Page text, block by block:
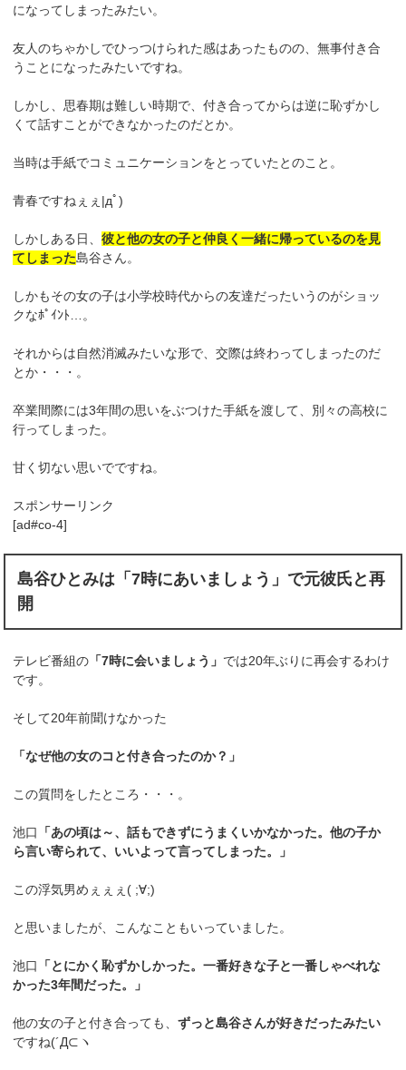
になってしまったみたい。
友人のちゃかしでひっつけられた感はあったものの、無事付き合
うことになったみたいですね。
しかし、思春期は難しい時期で、付き合ってからは逆に恥ずかし
くて話すことができなかったのだとか。
当時は手紙でコミュニケーションをとっていたとのこと。
青春ですねぇぇ|дﾟ)
しかしある日、彼と他の女の子と仲良く一緒に帰っているのを見
てしまった島谷さん。
しかもその女の子は小学校時代からの友達だったいうのがショッ
クなﾎﾟｲﾝﾄ…。
それからは自然消滅みたいな形で、交際は終わってしまったのだ
とか・・・。
卒業間際には3年間の思いをぶつけた手紙を渡して、別々の高校に
行ってしまった。
甘く切ない思いでですね。
スポンサーリンク
[ad#co-4]
島谷ひとみは「7時にあいましょう」で元彼氏と再
開
テレビ番組の 「7時に会いましょう」 では20年ぶりに再会するわけ
です。
そして20年前聞けなかった
「なぜ他の女のコと付き合ったのか？」
この質問をしたところ・・・。
池口
「あの頃は～、話もできずにうまくいかなかった。他の子か
ら言い寄られて、いいよって言ってしまった。」
この浮気男めぇぇぇ( ;∀;)
と思いましたが、こんなこともいっていました。
池口
「とにかく恥ずかしかった。一番好きな子と一番しゃべれな
かった3年間だった。」
他の女の子と付き合っても、ずっと島谷さんが好きだったみたい
ですね(´Д⊂ヽ